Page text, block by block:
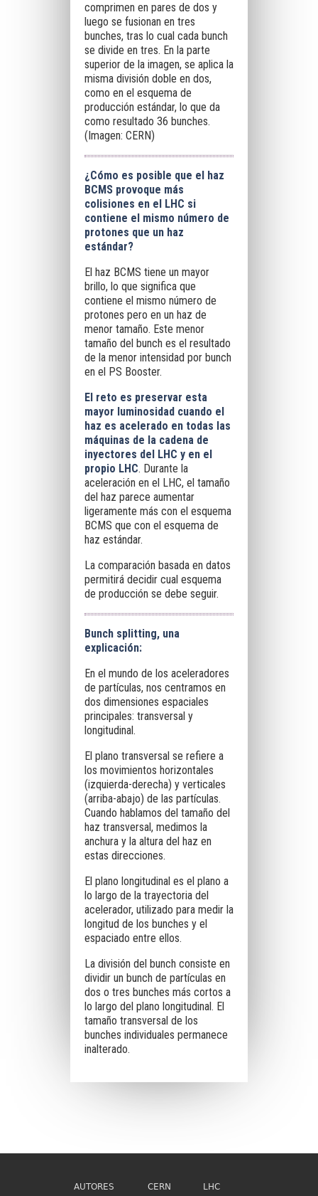
comprimen en pares de dos y
luego se fusionan en tres
bunches, tras lo cual cada bunch
se divide en tres. En la parte
superior de la imagen, se aplica la
misma división doble en dos,
como en el esquema de
producción estándar, lo que da
como resultado 36 bunches.
(Imagen: CERN)
¿Cómo es posible que el haz
BCMS provoque más
colisiones en el LHC si
contiene el mismo número de
protones que un haz
estándar?
El haz BCMS tiene un mayor
brillo, lo que significa que
contiene el mismo número de
protones pero en un haz de
menor tamaño. Este menor
tamaño del bunch es el resultado
de la menor intensidad por bunch
en el PS Booster.
El reto es preservar esta
mayor luminosidad cuando el
haz es acelerado en todas las
máquinas de la cadena de
inyectores del LHC y en el
propio LHC. Durante la
aceleración en el LHC, el tamaño
del haz parece aumentar
ligeramente más con el esquema
BCMS que con el esquema de
haz estándar.
La comparación basada en datos
permitirá decidir cual esquema
de producción se debe seguir.
Bunch splitting, una
explicación:
En el mundo de los aceleradores
de partículas, nos centramos en
dos dimensiones espaciales
principales: transversal y
longitudinal.
El plano transversal se refiere a
los movimientos horizontales
(izquierda-derecha) y verticales
(arriba-abajo) de las partículas.
Cuando hablamos del tamaño del
haz transversal, medimos la
anchura y la altura del haz en
estas direcciones.
El plano longitudinal es el plano a
lo largo de la trayectoria del
acelerador, utilizado para medir la
longitud de los bunches y el
espaciado entre ellos.
La división del bunch consiste en
dividir un bunch de partículas en
dos o tres bunches más cortos a
lo largo del plano longitudinal. El
tamaño transversal de los
bunches individuales permanece
inalterado.
AUTORES CERN LHC